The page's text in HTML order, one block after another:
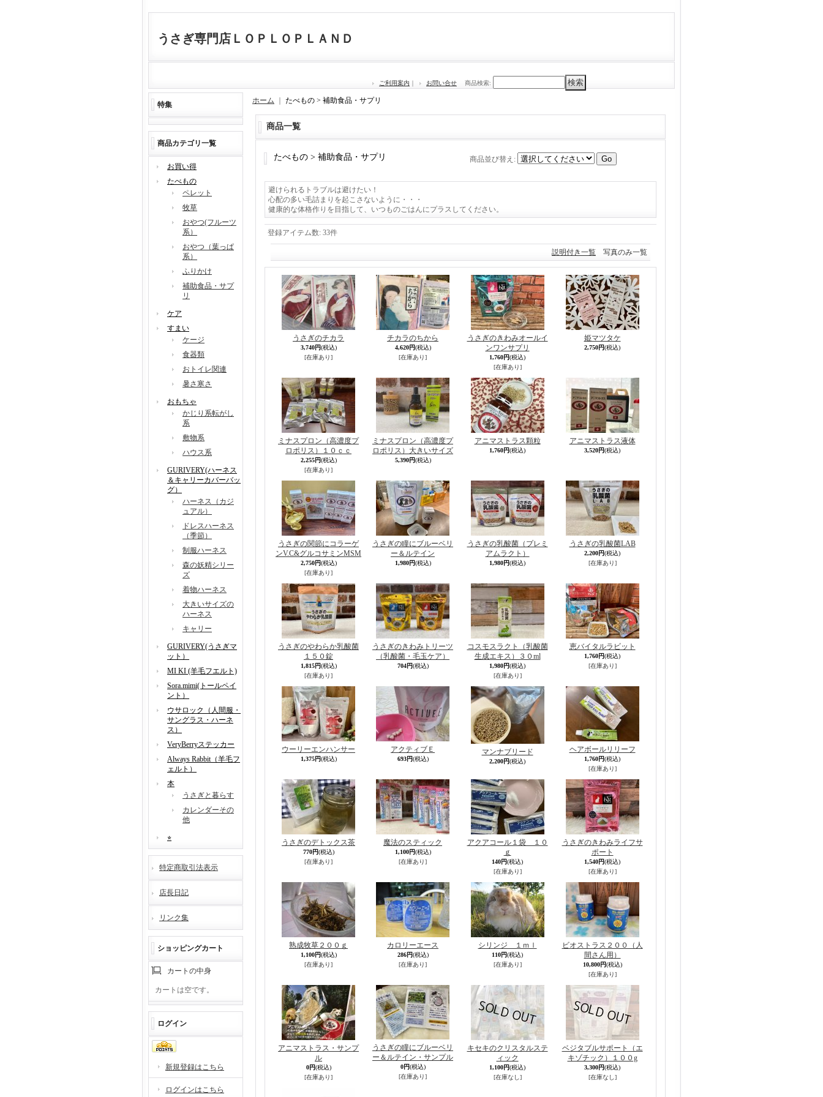
うさぎ専門店ＬＯＰＬＯＰＬＡＮＤ
ご利用案内 ｜ お問い合せ 商品検索:
特集
商品カテゴリ一覧
お買い得
たべもの
ペレット
牧草
おやつ(フルーツ
系）
おやつ（葉っぱ
系）
ふりかけ
補助食品・サプ
リ
ケア
すまい
ケージ
食器類
おトイレ関連
暑さ寒さ
おもちゃ
かじり系転がし
系
敷物系
ハウス系
GURIVERY(ハーネス
＆キャリーカバーバッ
グ）
ハーネス（カジ
ュアル）
ドレスハーネス
（季節）
制服ハーネス
森の妖精シリー
ズ
着物ハーネス
大きいサイズの
ハーネス
キャリー
GURIVERY(うさぎマ
ット）
MI KI (羊毛フエルト)
Sora.mimi(トールペイ
ント）
ウサロック（人間服・
サングラス・ハーネ
ス）
VeryBerryステッカー
Always Rabbit（羊毛フ
ェルト）
本
うさぎと暮らす
カレンダーその
他
⭐︎
特定商取引法表示
店長日記
リンク集
ショッピングカート
カートの中身
カートは空です。
ログイン
新規登録はこちら
ログインはこちら
ホーム たべもの > 補助食品・サプリ
商品一覧
たべもの > 補助食品・サプリ 商品並び替え :
避けられるトラブルは避けたい！
心配の多い毛詰まりを起こさないように・・・
健康的な体格作りを目指して、いつものごはんにプラスしてください。
登録アイテム数: 33件
説明付き一覧 写真のみ一覧
うさぎのチカラ
3,740円(税込)
[在庫あり]
チカラのちから
4,620円(税込)
[在庫あり]
うさぎのきわみオールイ
ンワンサプリ
1,760円(税込)
[在庫あり]
姫マツタケ
2,750円(税込)
ミナスプロン（高濃度プ
ロポリス）１０ｃｃ
2,255円(税込)
[在庫あり]
ミナスプロン（高濃度プ
ロポリス）大きいサイズ
5,390円(税込)
アニマストラス顆粒
1,760円(税込)
アニマストラス液体
3,520円(税込)
うさぎの関節にコラーゲ
ンV.C&グルコサミンMSM
2,750円(税込)
[在庫あり]
うさぎの瞳にブルーベリ
ー＆ルテイン
1,980円(税込)
うさぎの乳酸菌（プレミ
アムラクト）
1,980円(税込)
うさぎの乳酸菌LAB
2,200円(税込)
[在庫あり]
うさぎのやわらか乳酸菌
１５０錠
1,815円(税込)
[在庫あり]
うさぎのきわみトリーツ
（乳酸菌・毛玉ケア）
704円(税込)
コスモスラクト（乳酸菌
生成エキス）３０ml
1,980円(税込)
[在庫あり]
恵バイタルラビット
1,760円(税込)
[在庫あり]
ウーリーエンハンサー
1,375円(税込)
アクティブＥ
693円(税込)
マンナブリード
2,200円(税込)
ヘアボールリリーフ
1,760円(税込)
[在庫あり]
うさぎのデトックス茶
770円(税込)
[在庫あり]
魔法のスティック
1,100円(税込)
[在庫あり]
アクアコール１袋 １０
ｇ
140円(税込)
[在庫あり]
うさぎのきわみライフサ
ポート
1,540円(税込)
[在庫あり]
熟成牧草２００ｇ
1,100円(税込)
[在庫あり]
カロリーエース
286円(税込)
[在庫あり]
シリンジ １ｍｌ
110円(税込)
[在庫あり]
ビオストラス２００（人
間さん用）
10,800円(税込)
[在庫あり]
アニマストラス・サンプ
ル
0円(税込)
[在庫あり]
うさぎの瞳にブルーベリ
ー＆ルテイン・サンプル
0円(税込)
[在庫あり]
キセキのクリスタルステ
ィック
1,100円(税込)
[在庫なし]
ベジタブルサポート（エ
キゾチック）１００g
3,300円(税込)
[在庫なし]